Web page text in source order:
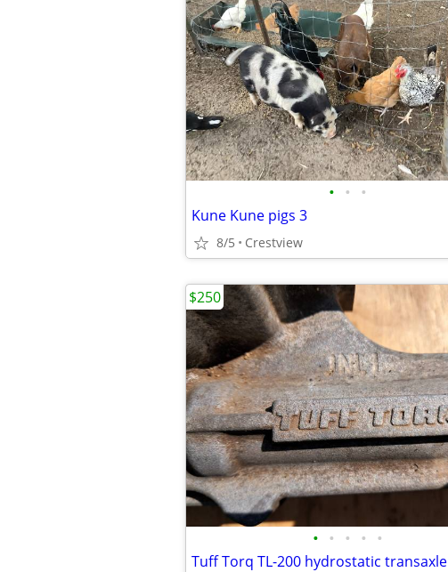
• • •
Kune Kune pigs 3
8/5 Crestview
• • • • •
Tuff Torq TL-200 hydrostatic transaxle
$250